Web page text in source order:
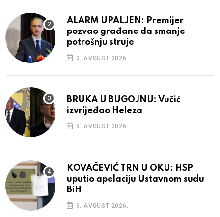
ALARM UPALJEN: Premijer
pozvao građane da smanje
potrošnju struje
2. AVGUST 2026.
BRUKA U BUGOJNU: Vučić
izvrijeđao Heleza
5. AVGUST 2026.
KOVAČEVIĆ TRN U OKU: HSP
uputio apelaciju Ustavnom sudu
BiH
6. AVGUST 2026.